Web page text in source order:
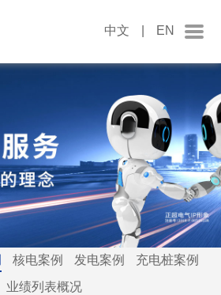
核电案例 发电案例
充电桩案例
业绩列表概况
中文 EN